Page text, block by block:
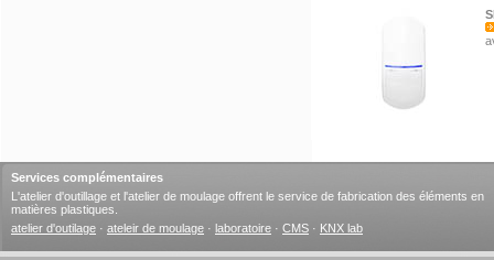
Services complémentaires
L'atelier d'outillage et l'atelier de moulage offrent le service de fabrication des éléments en
matières plastiques.
atelier d'outilage · ateleir de moulage · laboratoire · CMS · KNX lab